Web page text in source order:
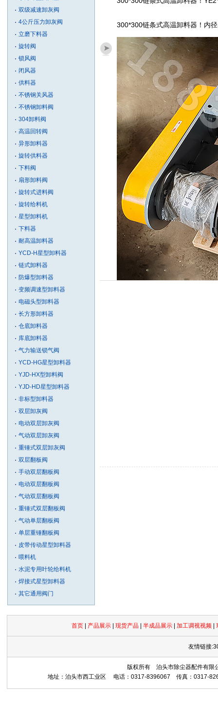
双级减速卸灰阀
4公斤压力卸灰阀
立磨下料器
旋转阀
锁风阀
闭风器
供料器
不锈钢关风器
不锈钢卸料阀
304卸料阀
高温回转阀
异形卸料器
旋转供料器
下料阀
扇形卸料阀
旋转式进料阀
旋转给料机
星型卸料机
下料器
耐高温卸料器
YCD-H星型卸料器
链式卸料器
防爆型卸料器
变频调速型卸料器
电磁头型卸料器
长方形卸料器
仓底卸料器
库底卸料器
气力输送锁气阀
YCD-HG星型卸料器
YJD-HX型卸料阀
YJD-HD星型卸料器
非标型卸料器
双层卸灰阀
电动双层卸灰阀
气动双层卸灰阀
重锤式双层卸灰阀
双层翻板阀
手动双层翻板阀
电动双层翻板阀
气动双层翻板阀
重锤式双层翻板阀
气动单层翻板阀
单层重锤翻板阀
皮带传动星型卸料器
喂料机
水泥专用叶轮给料机
焊接式星型卸料器
其它通用阀门
300*300链条式高温卸料器 ！内
首页| 产品展示| 现货产品| 半成品展示| 加工调视视频|
友情链接
版权所有 泊头市除尘器配件有
地址：泊头市西工业区 电话：0317-8396067 传真：0317-